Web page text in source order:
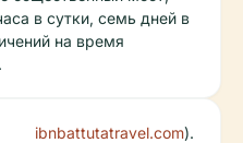
в сутки, семь дней в
на время
ibnbattutatravel.com).